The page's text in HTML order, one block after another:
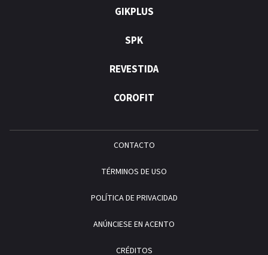
GIKPLUS
SPK
REVESTIDA
COROFIT
CONTACTO
TÉRMINOS DE USO
POLÍTICA DE PRIVACIDAD
ANÚNCIESE EN ACENTO
CRÉDITOS